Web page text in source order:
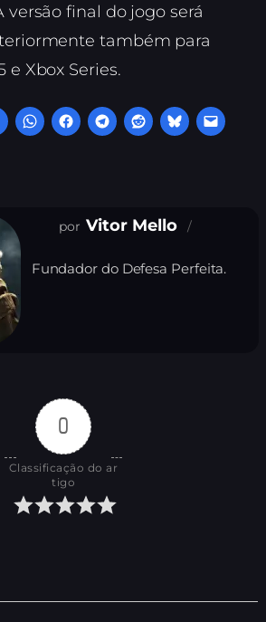
versão final do jogo será
também para
e Xbox Series.
Vitor Mello
Fundador do Defesa Perfeita.
0
Classificação do ar
tigo